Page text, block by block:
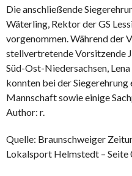
Die anschließende
Wäterling, Rektor der GS
vorgenommen. Während der
stellvertretende Vorsitzende
Süd-Ost-Niedersachsen,
konnten bei der
Mannschaft sowie einige
Author: r.
Quelle: Braunschweiger
Lokalsport Helmstedt – Seite